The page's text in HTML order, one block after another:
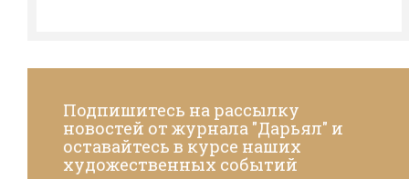
Подпишитесь на рассылку
новостей от журнала "Дарьял" и
оставайтесь в курсе наших
художественных событий